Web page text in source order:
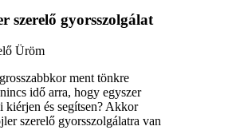
szerelő gyorsszolgálat
Üröm
ment tönkre
idő arra, hogy egyszer
kiérjen és segítsen? Akkor
szerelő gyorsszolgálatra van